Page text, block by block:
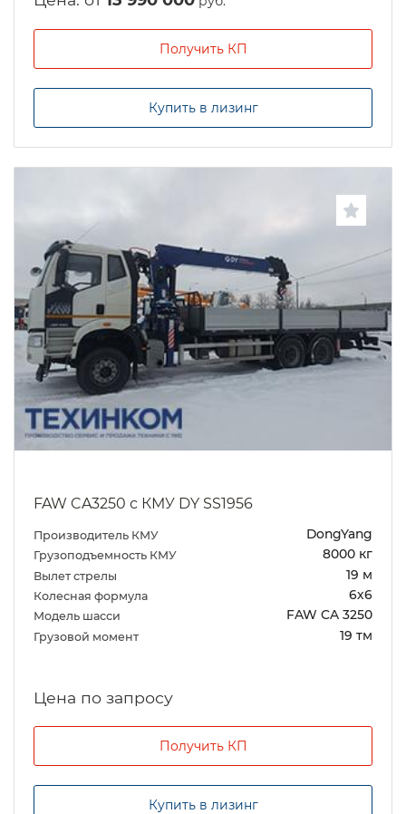
Получить КП
Купить в лизинг
FAW CA3250 с КМУ DY SS1956
Производитель КМУ DongYang
Грузоподъемность КМУ 8000 кг
Вылет стрелы 19 м
Колесная формула 6х6
Модель шасси FAW CA 3250
Грузовой момент 19 тм
Цена по запросу
Получить КП
Купить в лизинг